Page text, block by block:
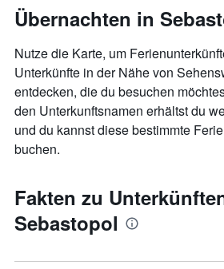
Übernachten in
Nutze die Karte, um
Unterkünfte in der Nähe von
entdecken, die du besuchen
den Unterkunftsnamen erhältst du
und du kannst diese bestimmte
buchen.
Fakten zu
Sebastopol